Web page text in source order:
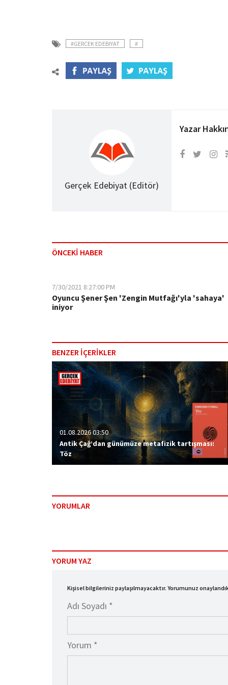
#GERCEK EDEBIYAT #
Gerçek Edebiyat (Editör)
Yazar
ÖNCEKİ HABER
7/30/2021 8:27:00 PM
Oyuncu Şener Şen 'Zengin Mutfağı'yla 'sahaya'
iniyor
BENZER İÇERİKLER
01.08.2026 03:50
Antik Çağ’dan günümüze metafizik tartışması:
Töz
YORUMLAR
YORUM YAZ
Kişisel bilgileriniz paylaşılmayacaktır. Yorumunuz
Adı Soyadı *
Yorum *